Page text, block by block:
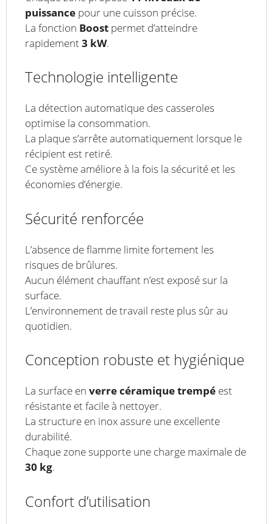
puissance pour une cuisson précise.
La fonction Boost permet d’atteindre
rapidement 3 kW.
Technologie intelligente
La détection automatique des casseroles
optimise la consommation.
La plaque s’arrête automatiquement lorsque le
récipient est retiré.
Ce système améliore à la fois la sécurité et les
économies d’énergie.
Sécurité renforcée
L’absence de flamme limite fortement les
risques de brûlures.
Aucun élément chauffant n’est exposé sur la
surface.
L’environnement de travail reste plus sûr au
quotidien.
Conception robuste et hygiénique
La surface en verre céramique trempé est
résistante et facile à nettoyer.
La structure en inox assure une excellente
durabilité.
Chaque zone supporte une charge maximale de
30 kg.
Confort d’utilisation